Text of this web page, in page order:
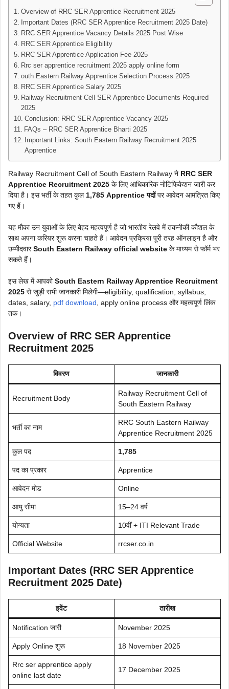
Overview of RRC SER Apprentice Recruitment 2025
Important Dates (RRC SER Apprentice Recruitment 2025 Date)
RRC SER Apprentice Vacancy Details 2025 Post Wise
RRC SER Apprentice Eligibility
RRC SER Apprentice Application Fee 2025
Rrc ser apprentice recruitment 2025 apply online form
outh Eastern Railway Apprentice Selection Process 2025
RRC SER Apprentice Salary 2025
Railway Recruitment Cell SER Apprentice Documents Required
2025
Conclusion: RRC SER Apprentice Vacancy 2025
FAQs – RRC SER Apprentice Bharti 2025
Important Links: South Eastern Railway Recruitment 2025
Apprentice
Railway Recruitment Cell of South Eastern Railway ने RRC SER
Apprentice Recruitment 2025 के लिए आधिकारिक नोटिफिकेशन जारी कर
दिया है। इस भर्ती के तहत कुल 1,785 Apprentice पदोंपर आवेदन आमंत्रित किए
गए हैं।
यह मौका उन युवाओं के लिए बेहद महत्वपूर्ण है जो भारतीय रेलवे में तकनीकी कौशल के
साथ अपना करियर शुरू करना चाहते हैं। आवेदन प्रक्रिया पूरी तरह ऑनलाइन है और
उम्मीदवारSouth Eastern Railway official website के माध्यम से फॉर्म भर
सकते हैं।
इस लेख में आपकोSouth Eastern Railway Apprentice Recruitment
2025 से जुड़ी सभी जानकारी मिलेगी—eligibility, qualification, syllabus,
dates, salary, pdf download , apply online process और महत्वपूर्ण लिंक
तक।
Overview of RRC SER Apprentice
Recruitment 2025
विवरण जानकारी
Recruitment Body
Railway Recruitment Cell of
South Eastern Railway
भर्ती का नाम
RRC South Eastern Railway
Apprentice Recruitment 2025
कुल पद 1,785
पद का प्रकार Apprentice
आवेदन मोड Online
आयु सीमा 15–24 वर्ष
योग्यता 10वीं + ITI Relevant Trade
Official Website rrcser.co.in
Important Dates (RRC SER Apprentice
Recruitment 2025 Date)
इवेंट तारीख
Notification जारी November 2025
Apply Online शुरू 18 November 2025
Rrc ser apprentice apply
online last date
17 December 2025